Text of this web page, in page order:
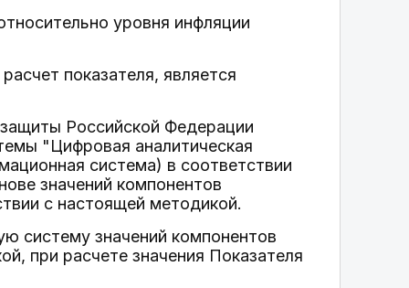
уровня инфляции
показателя, является
Российской Федерации
"Цифровая аналитическая
система) в соответствии
значений компонентов
с настоящей методикой.
систему значений компонентов
при расчете значения Показателя